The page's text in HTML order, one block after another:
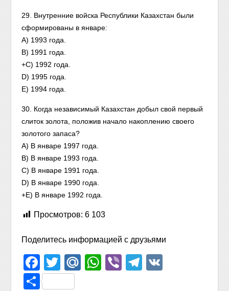
29. Внутренние войска Республики Казахстан были
сформированы в январе:
A) 1993 года.
B) 1991 года.
+C) 1992 года.
D) 1995 года.
E) 1994 года.
30. Когда независимый Казахстан добыл свой первый
слиток золота, положив начало накоплению своего
золотого запаса?
A) В январе 1997 года.
B) В январе 1993 года.
C) В январе 1991 года.
D) В январе 1990 года.
+E) В январе 1992 года.
Просмотров: 6 103
Поделитесь информацией с друзьями
Facebook
TwitterMail.Ru
WhatsApp
ViberTelegram
Отправить